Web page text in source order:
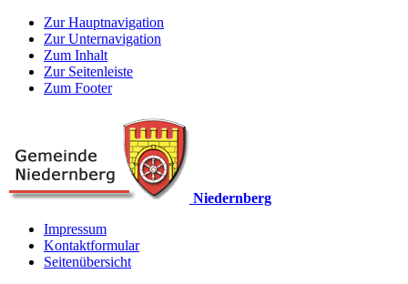
Zur Hauptnavigation
Zur Unternavigation
Zum Inhalt
Zur Seitenleiste
Zum Footer
Niedernberg
Impressum
Kontaktformular
Seitenübersicht